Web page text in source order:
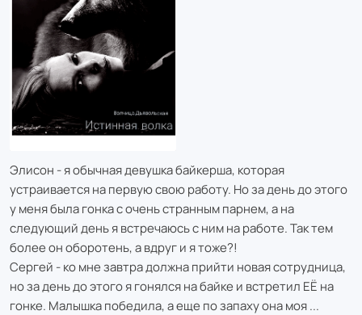
Элисон - я обычная девушка байкерша, которая
устраивается на первую свою работу. Но за день до этого
у меня была гонка с очень странным парнем, а на
следующий день я встречаюсь с ним на работе. Так тем
более он оборотень, а вдруг и я тоже?!
Сергей - ко мне завтра должна прийти новая сотрудница,
но за день до этого я гонялся на байке и встретил ЕЁ на
гонке. Малышка победила, а еще по запаху она моя ...